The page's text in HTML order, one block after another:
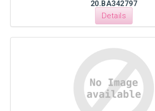
20.BA342797
Details